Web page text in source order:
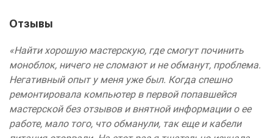
Отзывы
«Найти хорошую мастерскую, где смогут починить
моноблок, ничего не сломают и не обманут, проблема.
Негативный опыт у меня уже был. Когда спешно
ремонтировала компьютер в первой попавшейся
мастерской без отзывов и внятной информации о ее
работе, мало того, что обманули, так еще и кабели